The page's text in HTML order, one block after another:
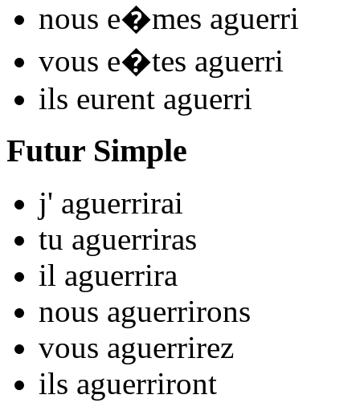
nous e�mes aguerri
vous e�tes aguerri
ils eurent aguerri
Futur Simple
j' aguerrirai
tu aguerriras
il aguerrira
nous aguerrirons
vous aguerrirez
ils aguerriront